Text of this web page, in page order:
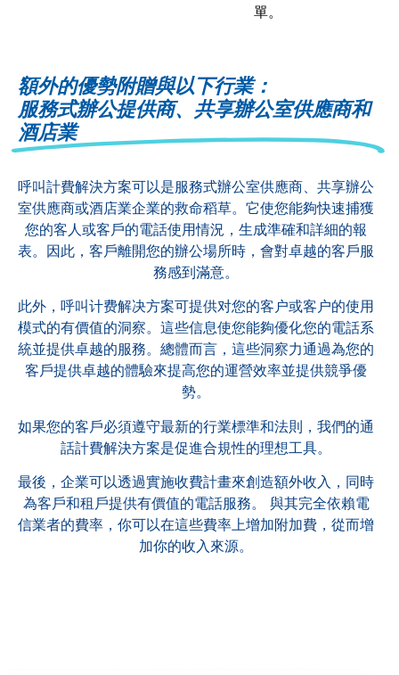
單。
額外的優勢附贈與以下行業：
服務式辦公提供商、共享辦公室供應商和
酒店業
呼叫計費解決方案可以是服務式辦公室供應商、共享辦公
室供應商或酒店業企業的救命稻草。它使您能夠快速捕獲
您的客人或客戶的電話使用情況，生成準確和詳細的報
表。因此，客戶離開您的辦公場所時，會對卓越的客戶服
務感到滿意。
此外，呼叫计费解决方案可提供对您的客户或客户的使用
模式的有價值的洞察。這些信息使您能夠優化您的電話系
統並提供卓越的服務。總體而言，這些洞察力通過為您的
客戶提供卓越的體驗來提高您的運營效率並提供競爭優
勢。
如果您的客戶必須遵守最新的行業標準和法則，我們的通
話計費解決方案是促進合規性的理想工具。
最後，企業可以透過實施收費計畫來創造額外收入，同時
為客戶和租戶提供有價值的電話服務。 與其完全依賴電
信業者的費率，你可以在這些費率上增加附加費，從而增
加你的收入來源。